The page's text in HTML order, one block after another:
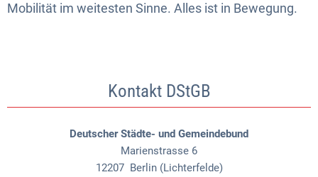
Mobilität im weitesten Sinne. Alles ist in Bewegung.
Kontakt DStGB
Deutscher Städte- und Gemeindebund
Marienstrasse 6
12207 Berlin (Lichterfelde)